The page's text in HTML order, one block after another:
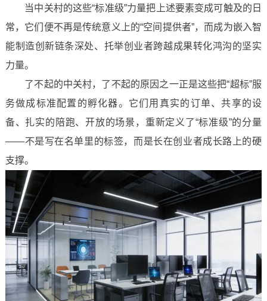
当中关村的这些“标准级”力量把上述要素变成可触及的日
常，它们便不再是传统意义上的“空间提供者”，而成为嵌入智
能制造创新链条深处、托举创业者跨越成果转化鸿沟的坚实
力量。
了不起的中关村，了不起的原因之一正是这些把“超标”服
务做成标准配置的孵化器。它们用真实的订单、共享的设
备、扎实的陪跑、开放的场景，重新定义了“标准级”的分量
——不是写在名单里的标签，而是长在创业者成长路上的硬
支撑。